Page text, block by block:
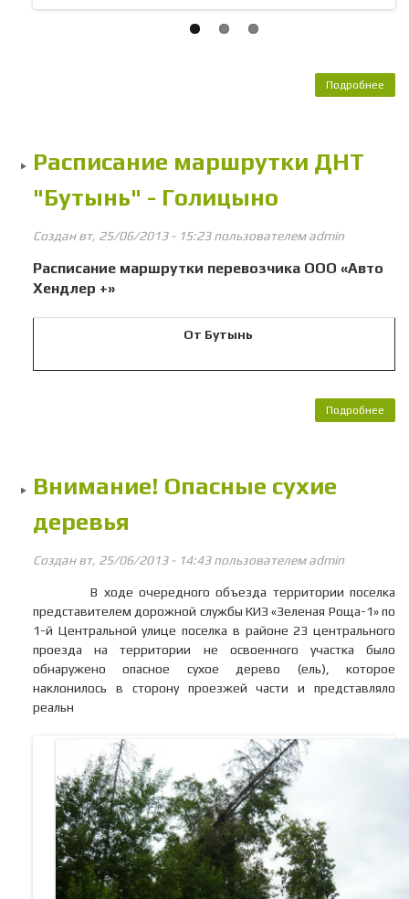
Подробнее
Расписание маршрутки ДНТ
"Бутынь" - Голицыно
Создан вт, 25/06/2013 - 15:23 пользователемadmin
Расписание маршрутки перевозчика ООО «Авто
Хендлер +»
От Бутынь
Подробнее
Внимание! Опасные сухие
деревья
Создан вт, 25/06/2013 - 14:43 пользователемadmin
В ходе очередного объезда территории поселка
представителем дорожной службы КИЗ «Зеленая Роща-1» по
1-й Центральной улице поселка в районе 23 центрального
проезда на территории не освоенного участка было
обнаружено опасное сухое дерево (ель), которое
наклонилось в сторону проезжей части и представляло
реальн